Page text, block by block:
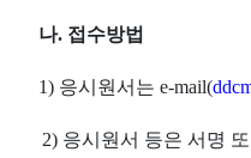
나. 접수방법
1) 응시원서는 e-mail(
2) 응시원서 등은 서명